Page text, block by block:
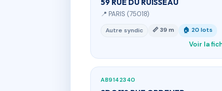
59 RUE DU RUISSEAU
📍 PARIS (75018)
Autre syndic 📏 39 m 🏠 20 lots
Voir la
AB9142340